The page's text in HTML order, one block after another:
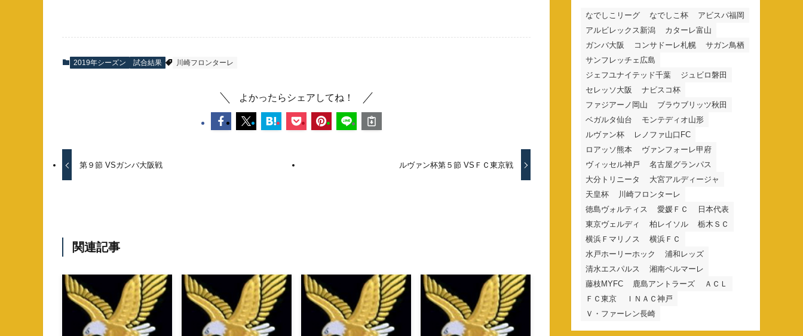
2019年シーズン 試合結果 川崎フロンターレ
よかったらシェアしてね！
第９節 VSガンバ大阪戦 ルヴァン杯第５節 VSＦＣ東京戦
関連記事
なでしこリーグ なでしこ杯
アビスパ福岡
アルビレックス新潟
カターレ富山
ガンバ大阪
コンサドーレ札幌
サガン鳥栖
サンフレッチェ広島
ジェフユナイテッド千葉
ジュビロ磐田
セレッソ大阪
ナビスコ杯
ファジアーノ岡山
ブラウブリッツ秋田
ベガルタ仙台
モンテディオ山形
ルヴァン杯
レノファ山口FC
ロアッソ熊本
ヴァンフォーレ甲府
ヴィッセル神戸
名古屋グランパス
大分トリニータ
大宮アルディージャ
天皇杯
川崎フロンターレ
徳島ヴォルティス
愛媛ＦＣ
日本代表
東京ヴェルディ
柏レイソル
栃木ＳＣ
横浜Ｆマリノス
横浜ＦＣ
水戸ホーリーホック
浦和レッズ
清水エスパルス
湘南ベルマーレ
藤枝MYFC
鹿島アントラーズ
ＡＣＬ
ＦＣ東京
ＩＮＡＣ神戸
Ｖ・ファーレン長崎